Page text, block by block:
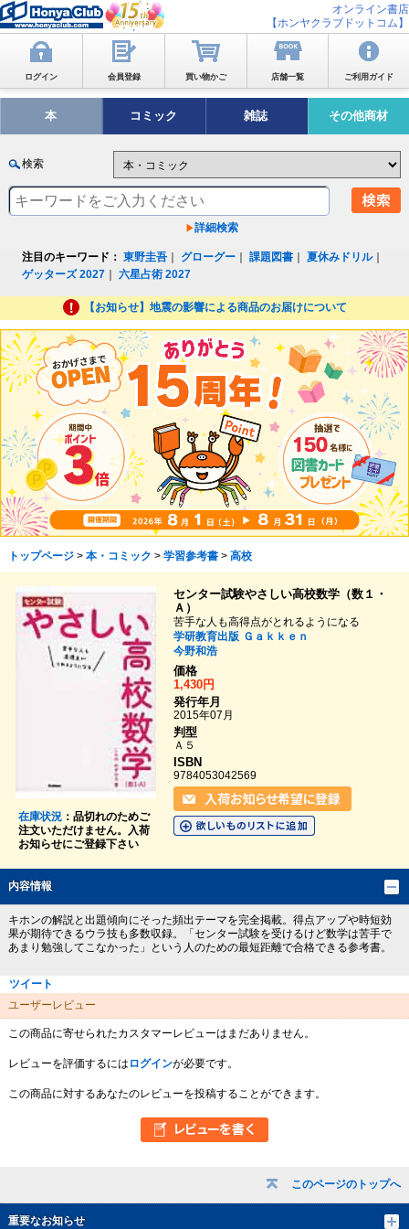
オンライン書店
【ホンヤクラブドットコム】
ログイン 会員登録 買い物かご 店舗一覧 ご利用ガイド
本 コミック 雑誌 その他商材
検索
詳細検索
注目のキーワード： 東野圭吾 グローグー ｜課題図書 ｜夏休みドリル｜
ゲッターズ 2027 ｜六星占術 2027
【お知らせ】地震の影響による商品のお届けについて
このページのトップへ
重要なお知らせ
トップページ> 本・コミック > 学習参考書> 高校
在庫状況：品切れのためご
注文いただけません。入荷
お知らせにご登録下さい
センター試験やさしい高校数学（数１・
Ａ）
苦手な人も高得点がとれるようになる
学研教育出版 Ｇａｋｋｅｎ
今野和浩
価格
1,430円
発行年月
2015年07月
判型
Ａ５
ISBN
9784053042569
内容情報
キホンの解説と出題傾向にそった頻出テーマを完全掲載。得点アップや時短効
果が期待できるウラ技も多数収録。「センター試験を受けるけど数学は苦手で
あまり勉強してこなかった」という人のための最短距離で合格できる参考書。
ツイート
ユーザーレビュー
この商品に寄せられたカスタマーレビューはまだありません。
レビューを評価するには ログインが必要です。
この商品に対するあなたのレビューを投稿することができます。